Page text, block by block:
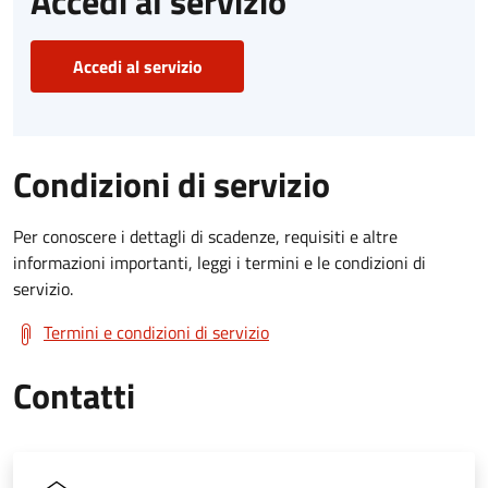
Accedi al servizio
Condizioni di servizio
Per conoscere i dettagli di scadenze, requisiti e altre
informazioni importanti, leggi i termini e le condizioni di
servizio.
Termini e condizioni di servizio
Contatti